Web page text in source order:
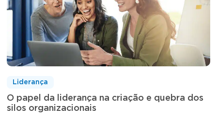
O papel da liderança na criação e quebra dos
silos organizacionais
Liderança